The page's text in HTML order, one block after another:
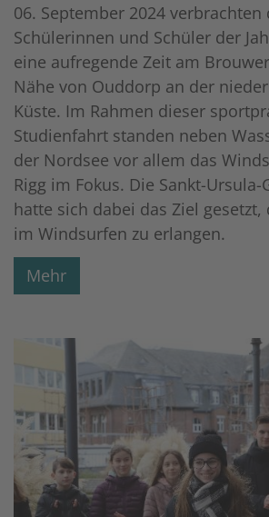
06. September 2024 verbrachten
Schülerinnen und Schüler der
eine aufregende Zeit am
Nähe von Ouddorp an der
Küste. Im Rahmen dieser
Studienfahrt standen neben
der Nordsee vor allem das
Rigg im Fokus. Die Sankt-
hatte sich dabei das Ziel gesetzt,
im Windsurfen zu erlangen.
Mehr